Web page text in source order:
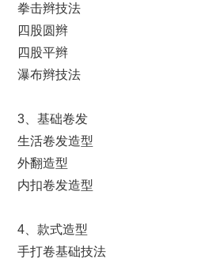
拳击辫技法
四股圆辫
四股平辫
瀑布辫技法
3、基础卷发
生活卷发造型
外翻造型
内扣卷发造型
4、款式造型
手打卷基础技法